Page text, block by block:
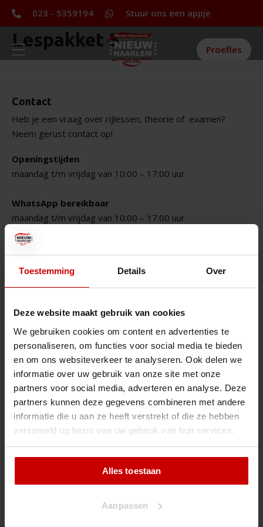
Toestemming Details Over
Deze website maakt gebruik van cookies
We gebruiken cookies om content en advertenties te
personaliseren, om functies voor social media te bieden
en om ons websiteverkeer te analyseren. Ook delen we
informatie over uw gebruik van onze site met onze
partners voor social media, adverteren en analyse. Deze
partners kunnen deze gegevens combineren met andere
informatie die u aan ze heeft verstrekt of die ze hebben
verzameld op basis van uw gebruik van hun services.
Alles toestaan
Aanpassen
023 - 5359194 Stuur ons een appje
Proefles
Lespakket 3
Contact
Heb je een vraag over rijlessen, theorie of examen?
Neem gerust contact op!
Openingstijden
maandag t/m vrijdag van 10:00 – 17:00 uur
WhatsApp bereikbaar
maandag t/m vrijdag van 10:00 – 17:00 uur
2034 AZ Haarlem
023 - 5359194
Motorrijschool
Motor
Bromfiets
Theorie